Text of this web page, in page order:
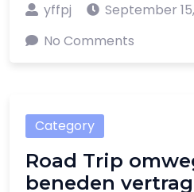
yffpj
September
No Comments
Category
Road Trip
beneden